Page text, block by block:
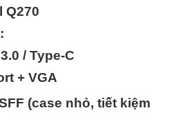
Q270
/ Type-C
+ VGA
(case nhỏ, tiết kiệm